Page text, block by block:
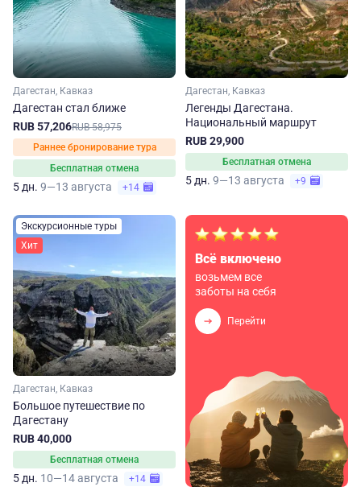
Дагестан, Кавказ
Дагестан стал ближе
RUB 57,206RUB 58,975
Раннее бронирование тура
Бесплатная отмена
5 дн. 9—13 августа +14
Дагестан, Кавказ
Легенды Дагестана.
Национальный маршрут
RUB 29,900
Бесплатная отмена
5 дн. 9—13 августа +9
Экскурсионные туры
Хит
Дагестан, Кавказ
Большое путешествие по
Дагестану
RUB 40,000
Бесплатная отмена
5 дн. 10—14 августа +14
Всё включено
возьмем все
заботы на себя
Перейти